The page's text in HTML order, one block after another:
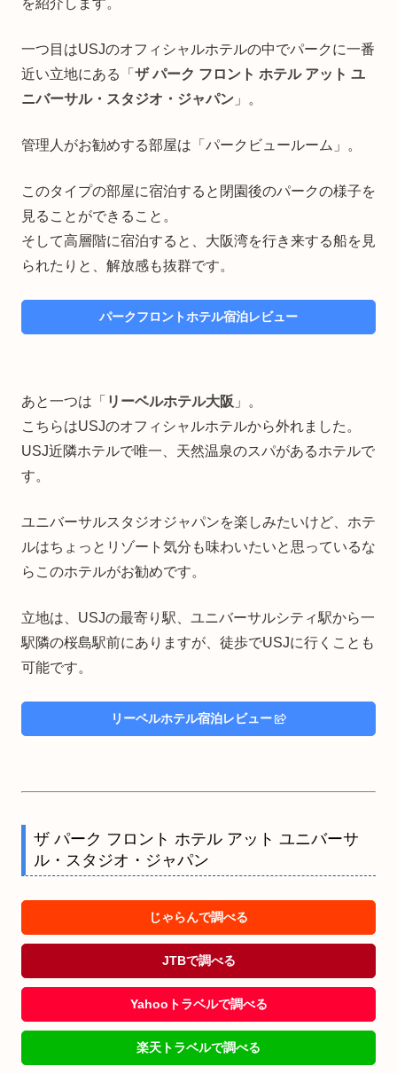
を紹介します。
一つ目はUSJのオフィシャルホテルの中でパークに一番
近い立地にある「 ザ パーク フロント ホテル アット ユ
ニバーサル・スタジオ・ジャパン 」。
管理人がお勧めする部屋は「パークビュールーム」。
このタイプの部屋に宿泊すると閉園後のパークの様子を
見ることができること。
そして高層階に宿泊すると、大阪湾を行き来する船を見
られたりと、解放感も抜群です。
パークフロントホテル宿泊レビュー
あと一つは「 リーベルホテル大阪 」。
こちらはUSJのオフィシャルホテルから外れました。
USJ近隣ホテルで唯一、天然温泉のスパがあるホテルで
す。
ユニバーサルスタジオジャパンを楽しみたいけど、ホテ
ルはちょっとリゾート気分も味わいたいと思っているな
らこのホテルがお勧めです。
立地は、USJの最寄り駅、ユニバーサルシティ駅から一
駅隣の桜島駅前にありますが、徒歩でUSJに行くことも
可能です。
リーベルホテル宿泊レビュー
ザ パーク フロント ホテル アット ユニバーサ
ル・スタジオ・ジャパン
じゃらんで調べる
JTBで調べる
Yahooトラベルで調べる
楽天トラベルで調べる